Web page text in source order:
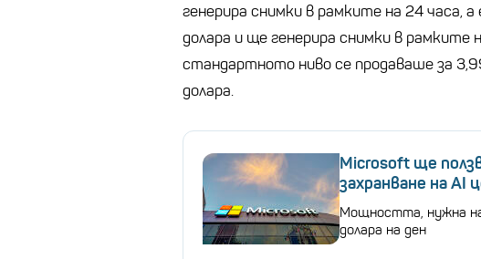
генерира снимки в рамките на 24 часа,
долара и ще генерира снимки в рамките
стандартното ниво се продаваше за
долара.
Microsoft ще
захранване на AI
Мощността, нужна
долара на ден